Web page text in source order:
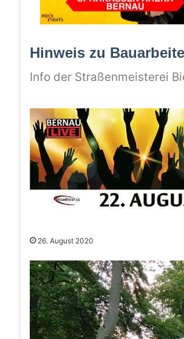
Hinweis zu
Info der Straßenmeisterei
26. August 2020